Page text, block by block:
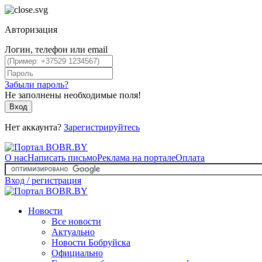
Авторизация
Логин, телефон или email
Забыли пароль?
Не заполнены необходимые поля!
Вход
Нет аккаунта? Зарегистрируйтесь
О насНаписать письмоРеклама на порталеОплата
Вход / регистрация
Новости
Все новости
Актуально
Новости Бобруйска
Официально